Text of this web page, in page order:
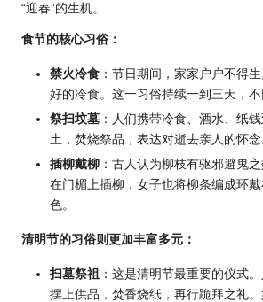
“迎春”的生机。
食节的核心习俗：
禁火冷食 ：节日期间，家家户户不得
好的冷食。这一习俗持续一到三天，不
祭扫坟墓 ：人们携带冷食、酒水、纸
土，焚烧祭品，表达对逝去亲人的怀念
插柳戴柳 ：古人认为柳枝有驱邪避鬼
在门楣上插柳，女子也将柳条编成环
色。
清明节的习俗则更加丰富多元：
扫墓祭祖 ：这是清明节最重要的仪式
摆上供品，焚香烧纸，再行跪拜之礼